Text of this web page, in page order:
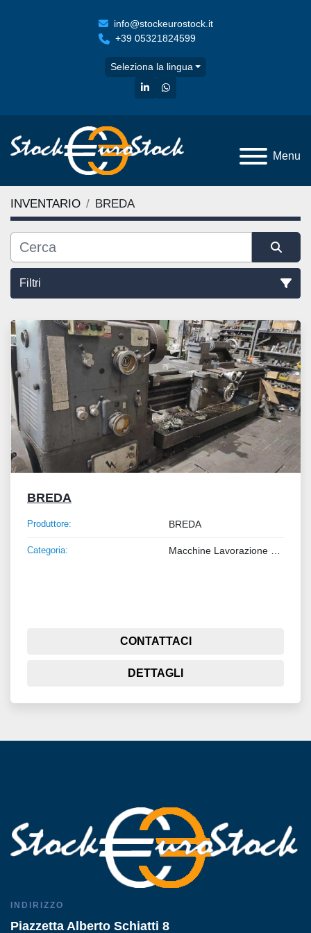
info@stockeurostock.it
+39 05321824599
Seleziona la lingua
linkedinwhatsapp
Menu
INVENTARIO BREDA
Filtri
Tutte le categorie
Ordina per
BREDA
Produttore: BREDA
Categoria:
CONTATTACI
DETTAGLI
INDIRIZZO
Piazzetta Alberto Schiatti 8